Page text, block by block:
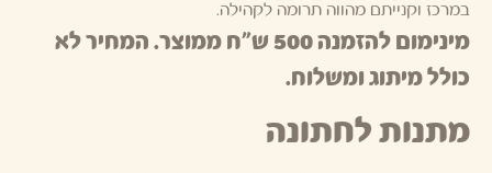
במרכז וקנייתם מהווה תרומה לקהילה.
מינימום להזמנה 500 ש"ח ממוצר. המחיר לא
כולל מיתוג ומשלוח.
מתנות לחתונה